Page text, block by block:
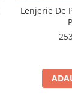
Lenjerie De